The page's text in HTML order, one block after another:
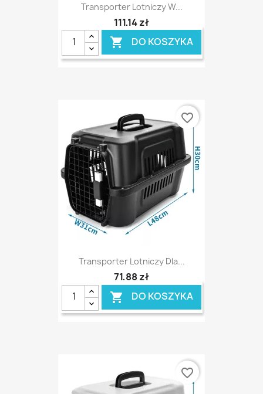
Transporter Lotniczy W...
111,14 zł
 DO KOSZYKA
Transporter Lotniczy Dla...
71,88 zł
 DO KOSZYKA
favorite_border
favorite_border